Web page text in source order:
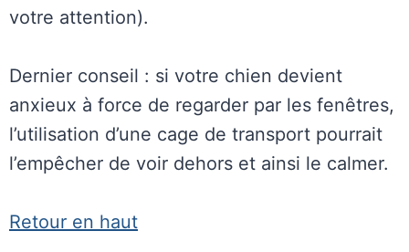
votre attention).
Dernier conseil : si votre chien devient
anxieux à force de regarder par les fenêtres,
l’utilisation d’une cage de transport pourrait
l’empêcher de voir dehors et ainsi le calmer.
Retour en haut